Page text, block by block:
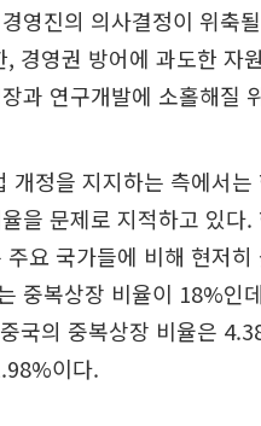
영진의 의사결정이 위축
, 경영권 방어에 과도한 자
과 연구개발에 소홀해질
개정을 지지하는 측에서는
을 문제로 지적하고 있다.
주요 국가들에 비해 현저히
중복상장 비율이 18%인
국의 중복상장 비율은
이다.